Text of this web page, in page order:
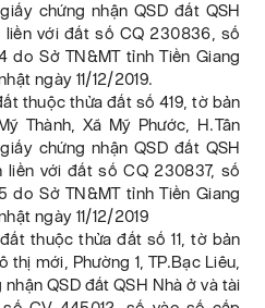
chứng nhận QSD đất QSH
liền với đất số CQ 230836, số
do Sở TN&MT tỉnh Tiền Giang
ngày 11/12/2019.
thuộc thửa đất số 419, tờ bản
Thành, Xã Mỹ Phước, H.Tân
chứng nhận QSD đất QSH
liền với đất số CQ 230837, số
do Sở TN&MT tỉnh Tiền Giang
ngày 11/12/2019
thuộc thửa đất số 11, tờ bản
mới, Phường 1, TP.Bạc Liêu,
QSD đất QSH Nhà ở và tài